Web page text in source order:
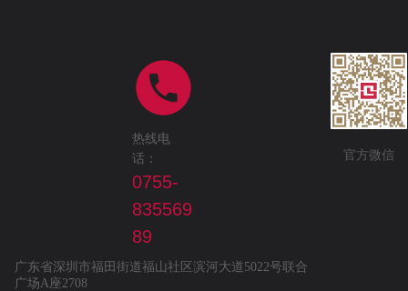
广东省深圳市福田街道福山社区滨河大道5022号联合
广场A座2708
热线电
话：
0755-
835569
89
官方微信